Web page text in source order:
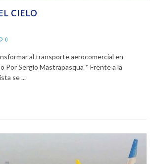
CIELO
0
al transporte aerocomercial en
Por Sergio Mastrapasqua * Frente a la
se ...